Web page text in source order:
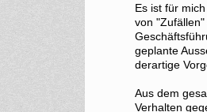
Es ist für
von
geplante
derartige
Aus dem
Verhalten